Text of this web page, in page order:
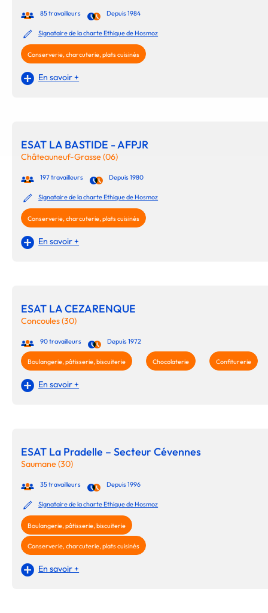
85 travailleurs Depuis 1984
Signataire de la charte Ethique de Hosmoz
Conserverie, charcuterie, plats cuisinés
En savoir +
ESAT LA BASTIDE - AFPJR
Châteauneuf-Grasse (06)
197 travailleurs Depuis 1980
Signataire de la charte Ethique de Hosmoz
Conserverie, charcuterie, plats cuisinés
En savoir +
ESAT LA CEZARENQUE
Concoules (30)
90 travailleurs Depuis 1972
Boulangerie, pâtisserie, biscuiterie Chocolaterie Confiturerie
En savoir +
ESAT La Pradelle – Secteur Cévennes
Saumane (30)
35 travailleurs Depuis 1996
Signataire de la charte Ethique de Hosmoz
Boulangerie, pâtisserie, biscuiterie
Conserverie, charcuterie, plats cuisinés
En savoir +